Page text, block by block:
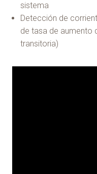
sistema
Detección de
de tasa de aumento
transitoria)